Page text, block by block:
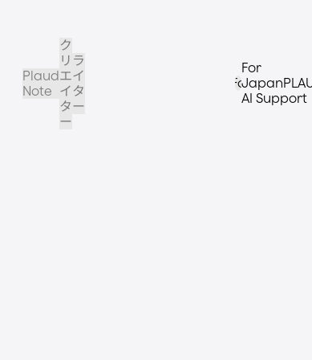
Plaud
Note
ク
リ
エ
イ
タ
ー
ラ
イ
タ
ー
Fo
For
AI Support